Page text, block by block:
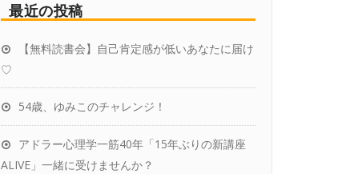
最近の投稿
【無料読書会】自己肯定感が低いあなたに届け
♡
54歳、ゆみこのチャレンジ！
アドラー心理学一筋40年「15年ぶりの新講座
ALIVE」一緒に受けませんか？